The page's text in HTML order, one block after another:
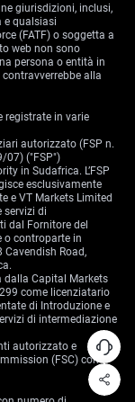
giurisdizioni, inclusi,
e qualsiasi
(FATF) o soggetta a
web non sono
persona o entità in
alla
registrate in varie
autorizzato (FSP n.
07) ("FSP")
in Sudafrica. L’FSP
esclusivamente
e VT Markets Limited
servizi di
dal Fornitore del
o controparte in
Road,
dalla Capital Markets
come licenziatario
di Introduzione e
di intermediazione
autorizzato e
(FSC) con